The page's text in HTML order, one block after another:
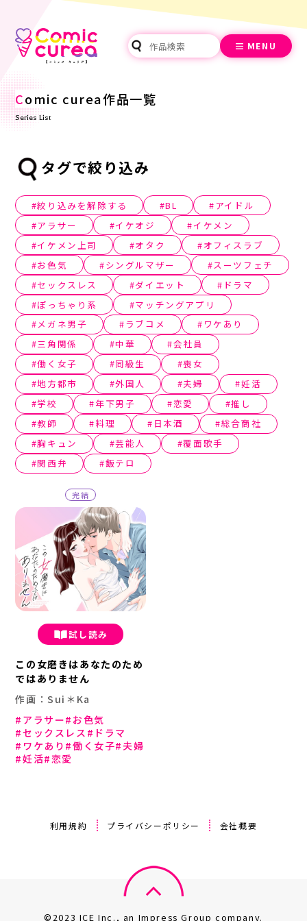
MENU
Comic curea作品一覧
Series List
タグで絞り込み
絞り込みを解除する BL
アイドル
アラサー
イケオジ
イケメン
イケメン上司
オタク
オフィスラブ
お色気
シングルマザー
スーツフェチ
セックスレス
ダイエット
ドラマ
ぽっちゃり系
マッチングアプリ
メガネ男子
ラブコメ
ワケあり
三角関係
中華
会社員
働く女子
同級生
喪女
地方都市
外国人 夫婦
妊活
学校
年下男子 恋愛
推し
教師
料理 日本酒
総合商社
胸キュン
芸能人
覆面歌手
関西弁
飯テロ
完結
試し読み
この女磨きはあなたのため
ではありません
作画：Sui＊Ka
アラサー
お色気
セックスレス
ドラマ
ワケあり
働く女子
夫婦
妊活 恋愛
利用規約 プライバシーポリシー 会社概要
©2023 ICE Inc., an Impress Group company.